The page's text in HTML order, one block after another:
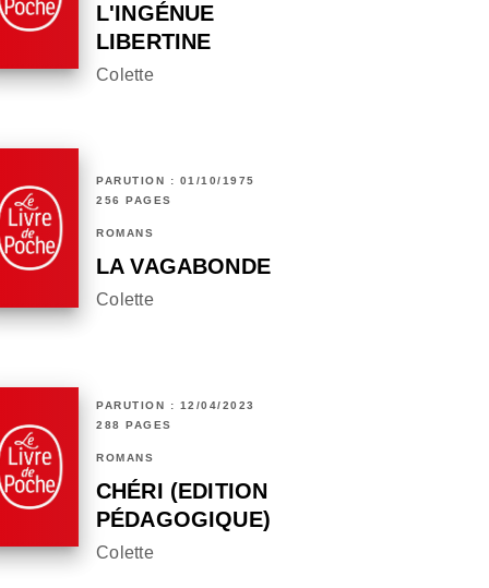
L'INGÉNUE
LIBERTINE
Colette
PARUTION : 01/10/1975
256 PAGES
ROMANS
LA VAGABONDE
Colette
PARUTION : 12/04/2023
288 PAGES
ROMANS
CHÉRI (EDITION
PÉDAGOGIQUE)
Colette